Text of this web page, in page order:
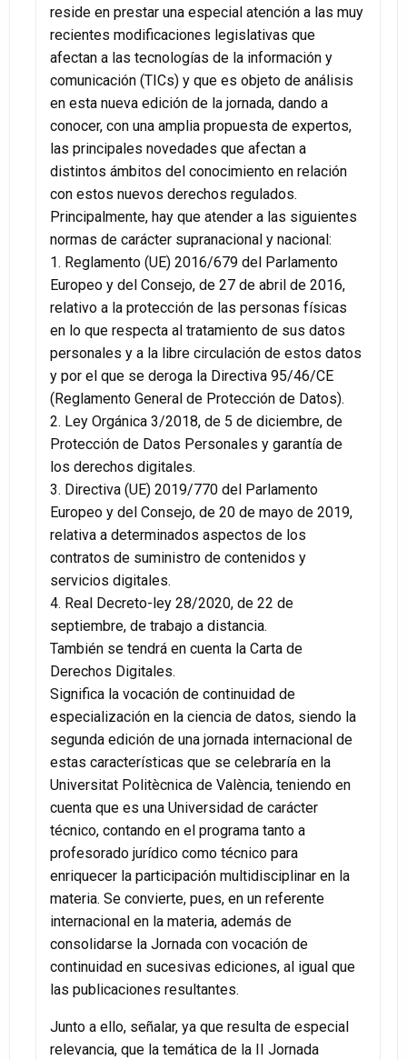
reside en prestar una especial atención a las muy
recientes modificaciones legislativas que
afectan a las tecnologías de la información y
comunicación (TICs) y que es objeto de análisis
en esta nueva edición de la jornada, dando a
conocer, con una amplia propuesta de expertos,
las principales novedades que afectan a
distintos ámbitos del conocimiento en relación
con estos nuevos derechos regulados.
Principalmente, hay que atender a las siguientes
normas de carácter supranacional y nacional:
1. Reglamento (UE) 2016/679 del Parlamento
Europeo y del Consejo, de 27 de abril de 2016,
relativo a la protección de las personas físicas
en lo que respecta al tratamiento de sus datos
personales y a la libre circulación de estos datos
y por el que se deroga la Directiva 95/46/CE
(Reglamento General de Protección de Datos).
2. Ley Orgánica 3/2018, de 5 de diciembre, de
Protección de Datos Personales y garantía de
los derechos digitales.
3. Directiva (UE) 2019/770 del Parlamento
Europeo y del Consejo, de 20 de mayo de 2019,
relativa a determinados aspectos de los
contratos de suministro de contenidos y
servicios digitales.
4. Real Decreto-ley 28/2020, de 22 de
septiembre, de trabajo a distancia.
También se tendrá en cuenta la Carta de
Derechos Digitales.
Significa la vocación de continuidad de
especialización en la ciencia de datos, siendo la
segunda edición de una jornada internacional de
estas características que se celebraría en la
Universitat Politècnica de València, teniendo en
cuenta que es una Universidad de carácter
técnico, contando en el programa tanto a
profesorado jurídico como técnico para
enriquecer la participación multidisciplinar en la
materia. Se convierte, pues, en un referente
internacional en la materia, además de
consolidarse la Jornada con vocación de
continuidad en sucesivas ediciones, al igual que
las publicaciones resultantes.
Junto a ello, señalar, ya que resulta de especial
relevancia, que la temática de la II Jornada